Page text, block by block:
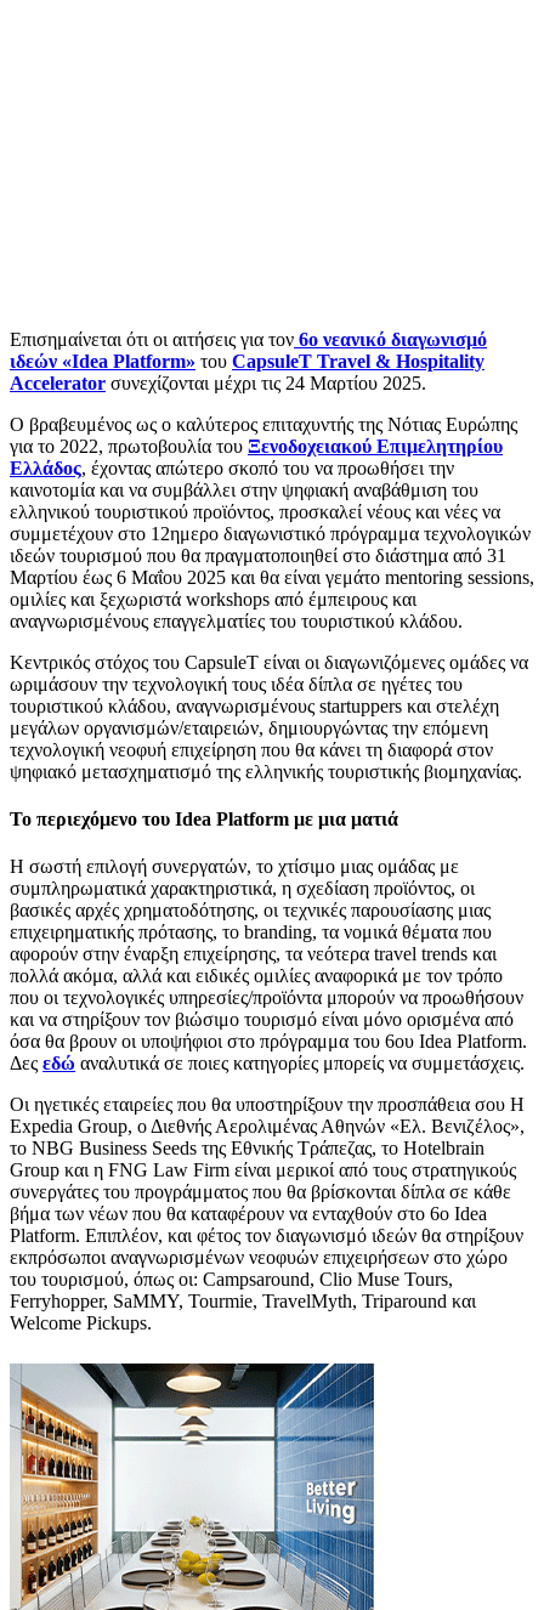
Επισημαίνεται ότι οι αιτήσεις για τον 6o νεανικό διαγωνισμό
ιδεών «Idea Platform» του CapsuleT Travel & Hospitality
Accelerator συνεχίζονται μέχρι τις 24 Μαρτίου 2025.
Ο βραβευμένος ως ο καλύτερος επιταχυντής της Νότιας Ευρώπης
για το 2022, πρωτοβουλία του Ξενοδοχειακού Επιμελητηρίου
Ελλάδος, έχοντας απώτερο σκοπό του να προωθήσει την
καινοτομία και να συμβάλλει στην ψηφιακή αναβάθμιση του
ελληνικού τουριστικού προϊόντος, προσκαλεί νέους και νέες να
συμμετέχουν στο 12ημερο διαγωνιστικό πρόγραμμα τεχνολογικών
ιδεών τουρισμού που θα πραγματοποιηθεί στο διάστημα από 31
Μαρτίου έως 6 Μαΐου 2025 και θα είναι γεμάτο mentoring sessions,
ομιλίες και ξεχωριστά workshops από έμπειρους και
αναγνωρισμένους επαγγελματίες του τουριστικού κλάδου.
Κεντρικός στόχος του CapsuleT είναι οι διαγωνιζόμενες ομάδες να
ωριμάσουν την τεχνολογική τους ιδέα δίπλα σε ηγέτες του
τουριστικού κλάδου, αναγνωρισμένους startuppers και στελέχη
μεγάλων οργανισμών/εταιρειών, δημιουργώντας την επόμενη
τεχνολογική νεοφυή επιχείρηση που θα κάνει τη διαφορά στον
ψηφιακό μετασχηματισμό της ελληνικής τουριστικής βιομηχανίας.
Το περιεχόμενο του Idea Platform με μια ματιά
Η σωστή επιλογή συνεργατών, το χτίσιμο μιας ομάδας με
συμπληρωματικά χαρακτηριστικά, η σχεδίαση προϊόντος, οι
βασικές αρχές χρηματοδότησης, οι τεχνικές παρουσίασης μιας
επιχειρηματικής πρότασης, το branding, τα νομικά θέματα που
αφορούν στην έναρξη επιχείρησης, τα νεότερα travel trends και
πολλά ακόμα, αλλά και ειδικές ομιλίες αναφορικά με τον τρόπο
που οι τεχνολογικές υπηρεσίες/προϊόντα μπορούν να προωθήσουν
και να στηρίξουν τον βιώσιμο τουρισμό είναι μόνο ορισμένα από
όσα θα βρουν οι υποψήφιοι στο πρόγραμμα του 6ου Idea Platform.
Δες εδώ αναλυτικά σε ποιες κατηγορίες μπορείς να συμμετάσχεις.
Οι ηγετικές εταιρείες που θα υποστηρίξουν την προσπάθεια σου Η
Expedia Group, ο Διεθνής Αερολιμένας Αθηνών «Ελ. Βενιζέλος»,
το NBG Business Seeds της Εθνικής Τράπεζας, το Hotelbrain
Group και η FNG Law Firm είναι μερικοί από τους στρατηγικούς
συνεργάτες του προγράμματος που θα βρίσκονται δίπλα σε κάθε
βήμα των νέων που θα καταφέρουν να ενταχθούν στο 6ο Idea
Platform. Επιπλέον, και φέτος τον διαγωνισμό ιδεών θα στηρίξουν
εκπρόσωποι αναγνωρισμένων νεοφυών επιχειρήσεων στο χώρο
του τουρισμού, όπως οι: Campsaround, Clio Muse Tours,
Ferryhopper, SaMMY, Tourmie, TravelMyth, Triparound και
Welcome Pickups.